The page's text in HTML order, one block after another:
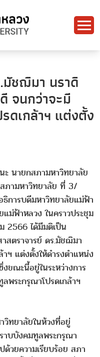
ชฌิมา นราดิ
จนกว่าจะมี
ดเกล้าฯ แต่งตั้ง
ะ นายกสภามหาวิทยาลัย
ภามหาวิทยาลัย ที่ 3/
การบดีมหาวิทยาลัยแม่ฟ้า
ม่ฟ้าหลวง ในคราวประชุม
2566 ได้มีมติเป็น
สตราจารย์ ดร.มัชฌิมา
ฯ แต่งตั้งให้ดำรงตำแหน่ง
ขณะนี้อยู่ในระหว่างการ
พระกรุณาโปรดเกล้าฯ
วิทยาลัยในห้วงที่อยู่
ราบบังคมทูลพระกรุณา
ด้วยความเรียบร้อย สภา